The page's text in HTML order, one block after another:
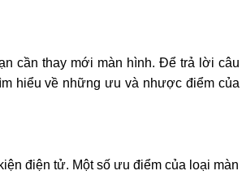
cần thay mới màn hình. Để trả lời câu
hiểu về những ưu và nhược điểm của
điện tử. Một số ưu điểm của loại màn